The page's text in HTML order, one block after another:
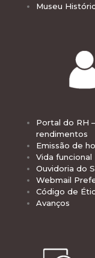
Museu
Portal do RH
rendimentos
Emissão de
Vida funcional
Ouvidoria do
Webmail
Código de
Avanços